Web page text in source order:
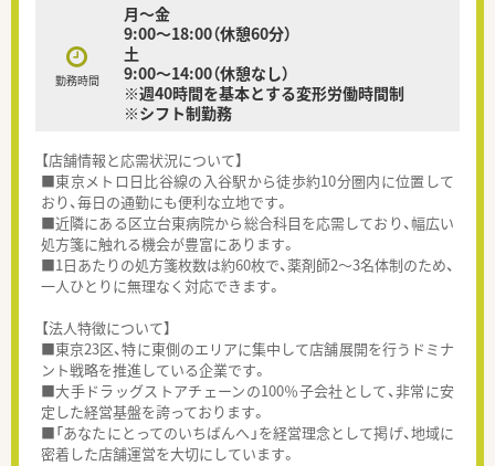
勤務時間
月～金
9:00～18:00（休憩60分）
土
9:00～14:00（休憩なし）
※週40時間を基本とする変形労働時間制
※シフト制勤務
【店舗情報と応需状況について】
■東京メトロ日比谷線の入谷駅から徒歩約10分圏内に位置して
おり、毎日の通勤にも便利な立地です。
■近隣にある区立台東病院から総合科目を応需しており、幅広い
処方箋に触れる機会が豊富にあります。
■1日あたりの処方箋枚数は約60枚で、薬剤師2～3名体制のため、
一人ひとりに無理なく対応できます。
【法人特徴について】
■東京23区、特に東側のエリアに集中して店舗展開を行うドミナ
ント戦略を推進している企業です。
■大手ドラッグストアチェーンの100％子会社として、非常に安
定した経営基盤を誇っております。
■「あなたにとってのいちばんへ」を経営理念として掲げ、地域に
密着した店舗運営を大切にしています。